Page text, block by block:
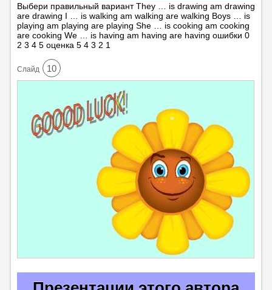
Выбери правильный вариант They … is drawing am drawing
are drawing I … is walking am walking are walking Boys … is
playing am playing are playing She … is cooking am cooking
are cooking We … is having am having are having ошибки 0
2 3 4 5 оценка 5 4 3 2 1
Cлайд 10